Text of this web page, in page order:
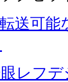
送可能
レフ